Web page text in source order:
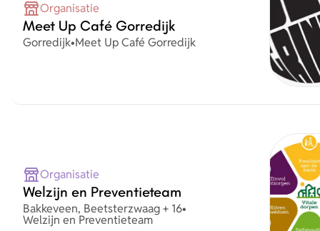
Organisatie
Meet Up Café Gorredijk
Plaats
Gorredijk•Organisatie
Meet Up Café Gorredijk
Organisatie
Welzijn en Preventieteam
Plaats
Bakkeveen, Beetsterzwaag + 16•
Organisatie
Welzijn en Preventieteam